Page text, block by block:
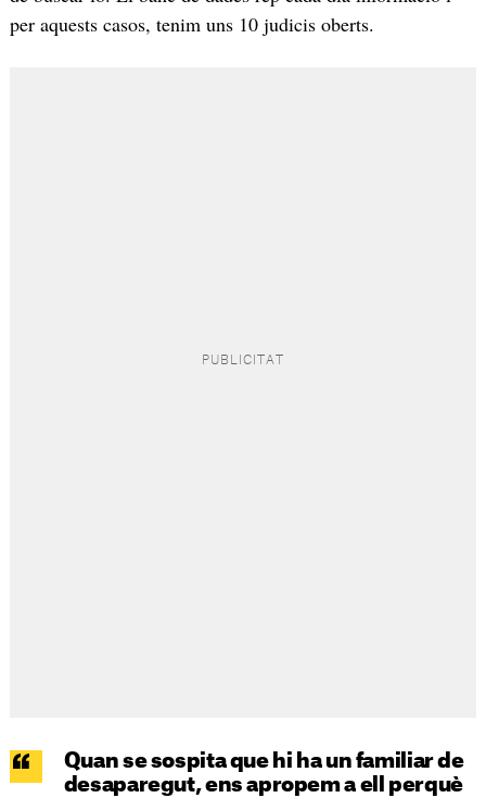
per aquests casos, tenim uns 10 judicis oberts.
Quan se sospita que hi ha un familiar de
desaparegut, ens apropem a ell perquè